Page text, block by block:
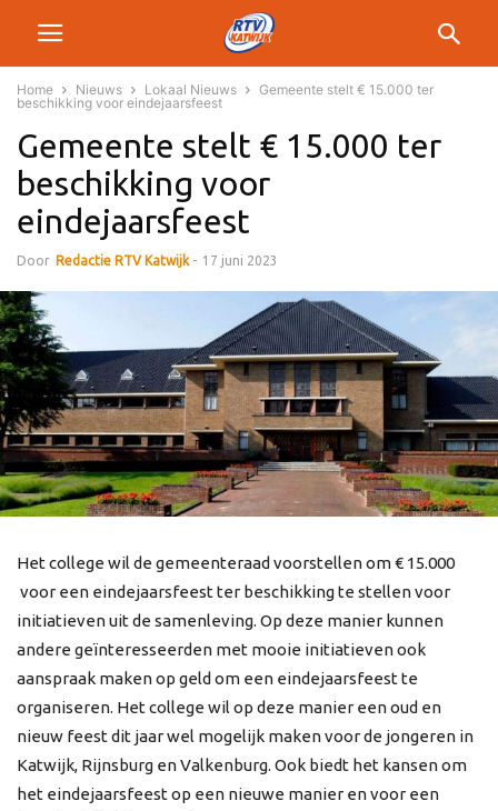
Home Nieuws Lokaal Nieuws
Gemeente stelt € 15.000 ter
beschikking voor eindejaarsfeest
Gemeente stelt € 15.000 ter
beschikking voor
eindejaarsfeest
Door Redactie RTV Katwijk - 17 juni 2023
Het college wil de gemeenteraad voorstellen om € 15.000
voor een eindejaarsfeest ter beschikking te stellen voor
initiatieven uit de samenleving. Op deze manier kunnen
andere geïnteresseerden met mooie initiatieven ook
aanspraak maken op geld om een eindejaarsfeest te
organiseren. Het college wil op deze manier een oud en
nieuw feest dit jaar wel mogelijk maken voor de jongeren in
Katwijk, Rijnsburg en Valkenburg. Ook biedt het kansen om
het eindejaarsfeest op een nieuwe manier en voor een